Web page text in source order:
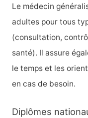
Le médecin
adultes pour tous
(consultation,
santé). Il assure
le temps et les
en cas de besoin.
Diplômes